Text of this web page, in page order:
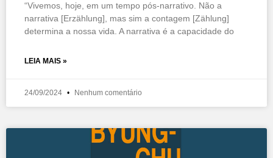
“Vivemos, hoje, em um tempo pós-narrativo. Não a
narrativa [Erzählung], mas sim a contagem [Zählung]
determina a nossa vida. A narrativa é a capacidade do
LEIA MAIS »
24/09/2024 Nenhum comentário